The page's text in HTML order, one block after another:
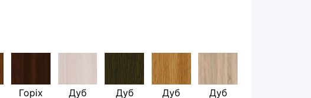
Горіх
Дуб
Дуб
Дуб
Дуб